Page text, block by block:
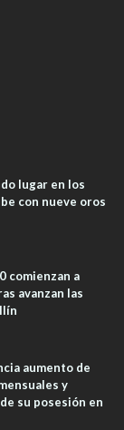
lugar en los
con nueve oros
comienzan a
avanzan las
aumento de
y
su posesión en